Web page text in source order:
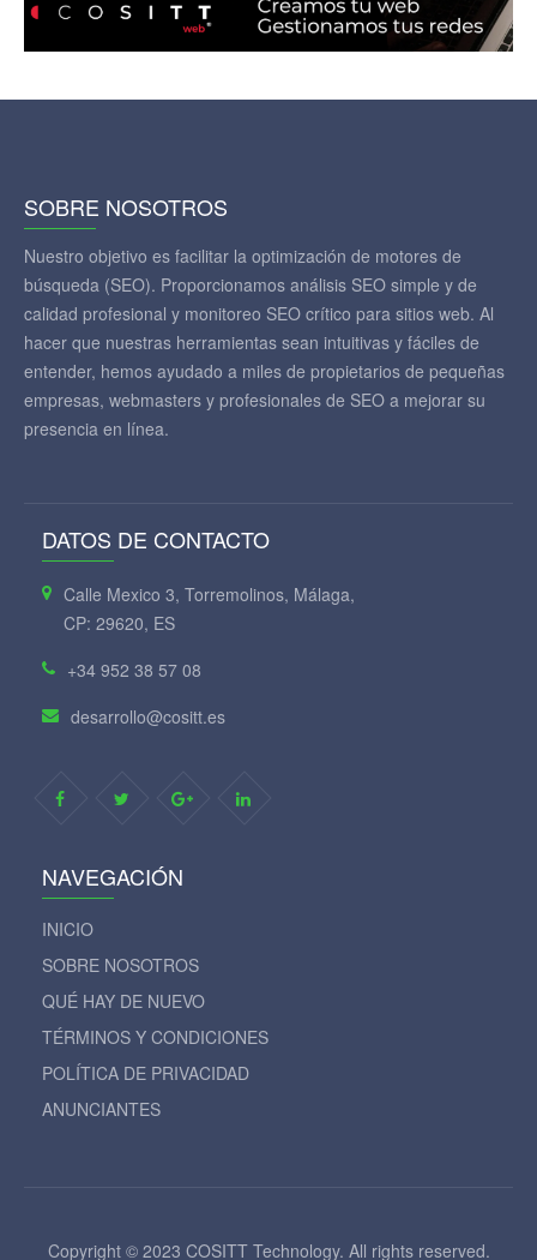
SOBRE NOSOTROS
Nuestro objetivo es facilitar la optimización de motores de
búsqueda (SEO). Proporcionamos análisis SEO simple y de
calidad profesional y monitoreo SEO crítico para sitios web. Al
hacer que nuestras herramientas sean intuitivas y fáciles de
entender, hemos ayudado a miles de propietarios de pequeñas
empresas, webmasters y profesionales de SEO a mejorar su
presencia en línea.
DATOS DE CONTACTO
Calle Mexico 3, Torremolinos, Málaga,
CP: 29620, ES
+34 952 38 57 08
desarrollo@cositt.es
NAVEGACIÓN
INICIO
SOBRE NOSOTROS
QUÉ HAY DE NUEVO
TÉRMINOS Y CONDICIONES
POLÍTICA DE PRIVACIDAD
ANUNCIANTES
Copyright © 2023 COSITT Technology. All rights reserved.